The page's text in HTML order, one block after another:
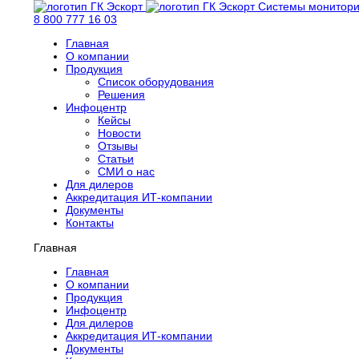
Системы
8 800 777 16 03
Главная
О компании
Продукция
Список оборудования
Решения
Инфоцентр
Кейсы
Новости
Отзывы
Статьи
СМИ о нас
Для дилеров
Аккредитация ИТ-компании
Документы
Контакты
Главная
Главная
О компании
Продукция
Инфоцентр
Для дилеров
Аккредитация ИТ-компании
Документы